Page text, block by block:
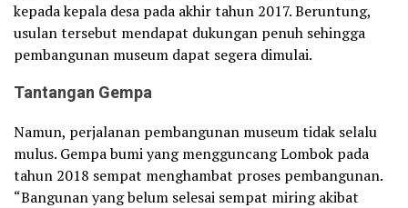
kepada kepala desa pada akhir tahun 2017. Beruntung,
usulan tersebut mendapat dukungan penuh sehingga
pembangunan museum dapat segera dimulai.
Tantangan Gempa
Namun, perjalanan pembangunan museum tidak selalu
mulus. Gempa bumi yang mengguncang Lombok pada
tahun 2018 sempat menghambat proses pembangunan.
“Bangunan yang belum selesai sempat miring akibat